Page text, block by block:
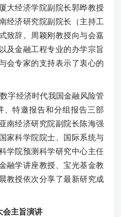
大经济学院副院长郭晔教授
经济研究院副院长（主持工
致辞。周颖刚教授向与会嘉
及金融工程专业的办学宗旨
会专家的支持表示了衷心的
字经济时代我国金融风险管
、特邀报告和分组报告三部
南经济研究院副院长陈海强
家科学院院士、国际系统与
学院预测科学研究中心主任
融学讲座教授、宝光基金教
教授依次分享了最新研究成
会主旨演讲